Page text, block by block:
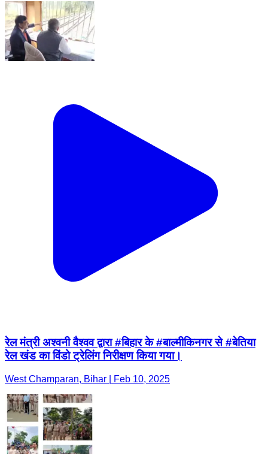
रेल मंत्री अश्वनी वैश्वव द्वारा #बिहार के #बाल्मीकिनगर से #बेतिया
रेल खंड का विंडो ट्रेलिंग निरीक्षण किया गया।
West Champaran, Bihar | Feb 10, 2025